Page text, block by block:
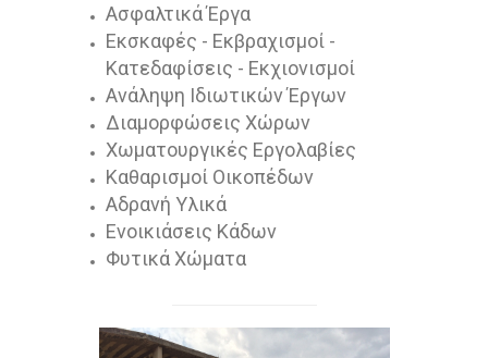
Ασφαλτικά Έργα
Εκσκαφές - Εκβραχισμοί -
Κατεδαφίσεις - Εκχιονισμοί
Ανάληψη Ιδιωτικών Έργων
Διαμορφώσεις Χώρων
Χωματουργικές Εργολαβίες
Καθαρισμοί Οικοπέδων
Αδρανή Υλικά
Ενοικιάσεις Κάδων
Φυτικά Χώματα